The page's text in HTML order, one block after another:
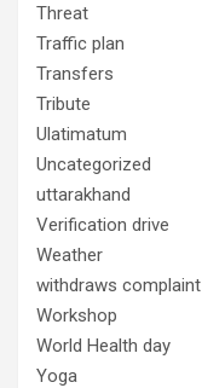
Threat
Traffic plan
Transfers
Tribute
Ulatimatum
Uncategorized
uttarakhand
Verification drive
Weather
withdraws complaint
Workshop
World Health day
Yoga